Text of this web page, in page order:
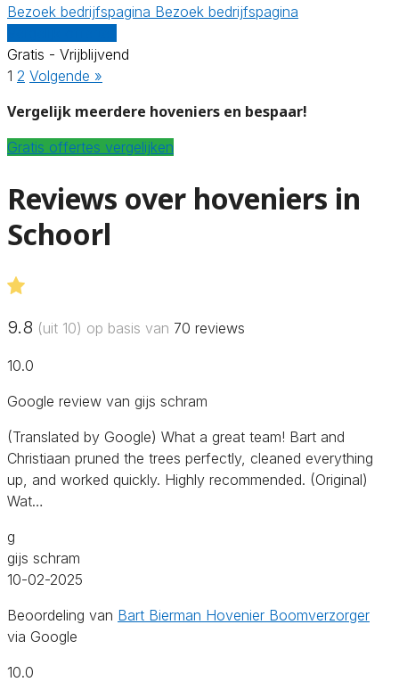
Bezoek bedrijfspagina Bezoek bedrijfspagina
Gratis - Vrijblijvend
1 2 Volgende »
Vergelijk meerdere hoveniers en bespaar!
Gratis offertes vergelijken
Reviews over hoveniers in
Schoorl
9.8 (uit 10) op basis van 70 reviews
10.0
Google review van gijs schram
(Translated by Google) What a great team! Bart and
Christiaan pruned the trees perfectly, cleaned everything
up, and worked quickly. Highly recommended. (Original)
Wat…
g
gijs schram
10-02-2025
Beoordeling van Bart Bierman Hovenier Boomverzorger
via Google
10.0